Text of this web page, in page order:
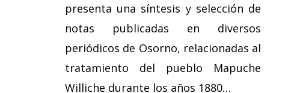
presenta una síntesis y selección de
notas publicadas en diversos
periódicos de Osorno, relacionadas al
tratamiento del pueblo Mapuche
Williche durante los años 1880…